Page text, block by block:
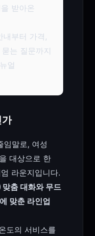
받아온
내부터 가격,
는 질문까지
얼
임말로, 여성
대상으로 한
라운지입니다.
춤 대화와 무드
맞춘 라인업
도의 서비스를